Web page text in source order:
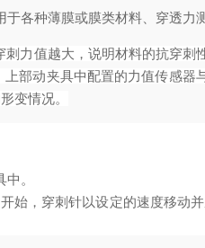
各种薄膜或膜类材料、穿透力
力值越大，说明材料的抗穿
部动夹具中配置的力值传感器
变情况。
。
始，穿刺针以设定的速度移动